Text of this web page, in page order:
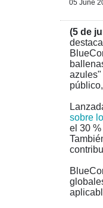
05 June
(5 de
azules"
sobre
el 30